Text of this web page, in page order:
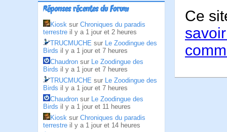
Réponses récentes du Forum
Kiosk sur Chroniques du paradis
terrestre il y a 1 jour et 2 heures
TRUCMUCHE sur Le Zoodingue des
Birds il y a 1 jour et 7 heures
Chaudron sur Le Zoodingue des
Birds il y a 1 jour et 7 heures
TRUCMUCHE sur Le Zoodingue des
Birds il y a 1 jour et 7 heures
Chaudron sur Le Zoodingue des
Birds il y a 1 jour et 11 heures
Kiosk sur Chroniques du paradis
terrestre il y a 1 jour et 14 heures
Ce